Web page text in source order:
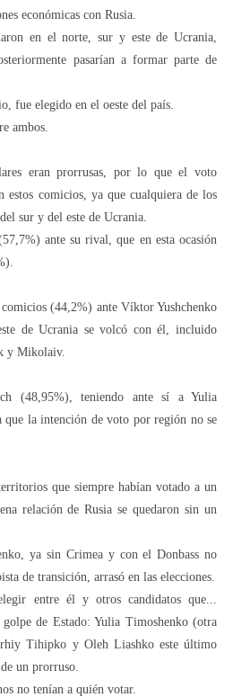
económicas con Rusia.
en el norte, sur y este de Ucrania,
pasarían a formar parte de
fue elegido en el oeste del país.
ambos.
eran prorrusas, por lo que el voto
estos comicios, ya que cualquiera de los
sur y del este de Ucrania.
ante su rival, que en esta ocasión
(44,2%) ante Víktor Yushchenko
de Ucrania se volcó con él, incluido
y Mikolaiv.
(48,95%), teniendo ante sí a Yulia
que la intención de voto por región no se
que siempre habían votado a un
relación de Rusia se quedaron sin un
ya sin Crimea y con el Donbass no
de transición, arrasó en las elecciones.
entre él y otros candidatos que...
de Estado: Yulia Timoshenko (otra
Tihipko y Oleh Liashko este último
un prorruso.
no tenían a quién votar.